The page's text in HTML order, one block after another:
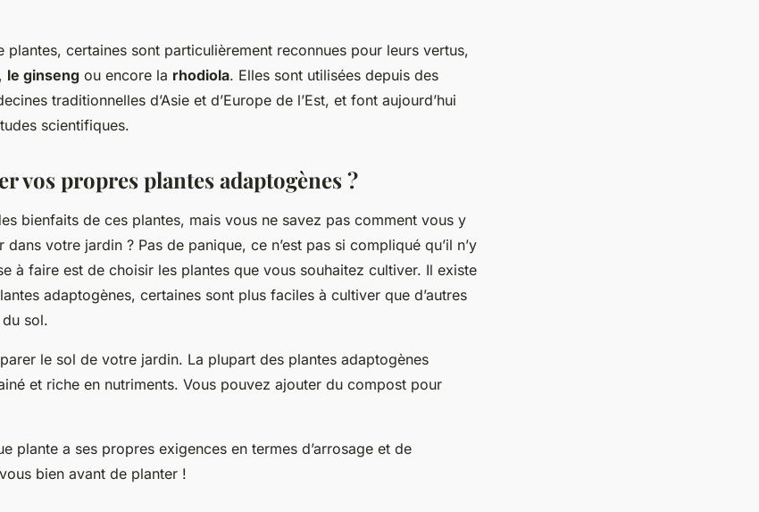
plantes, certaines sont particulièrement reconnues pour leurs vertus,
, le ginseng ou encore la rhodiola. Elles sont utilisées depuis des
traditionnelles d’Asie et d’Europe de l’Est, et font aujourd’hui
scientifiques.
vos propres plantes adaptogènes ?
bienfaits de ces plantes, mais vous ne savez pas comment vous y
votre jardin ? Pas de panique, ce n’est pas si compliqué qu’il n’y
à faire est de choisir les plantes que vous souhaitez cultiver. Il existe
adaptogènes, certaines sont plus faciles à cultiver que d’autres
sol.
le sol de votre jardin. La plupart des plantes adaptogènes
et riche en nutriments. Vous pouvez ajouter du compost pour
plante a ses propres exigences en termes d’arrosage et de
bien avant de planter !